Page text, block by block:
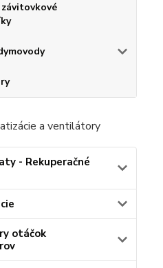
a ventilátory
- Rekuperačné
otáčok